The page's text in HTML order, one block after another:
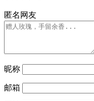
匿名网友
昵称
邮箱